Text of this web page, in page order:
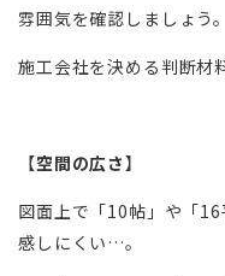
雰囲気を確認しましょう。
施工会社を決める判断材
【空間の広さ】
図面上で「10帖」や「
感しにくい…。